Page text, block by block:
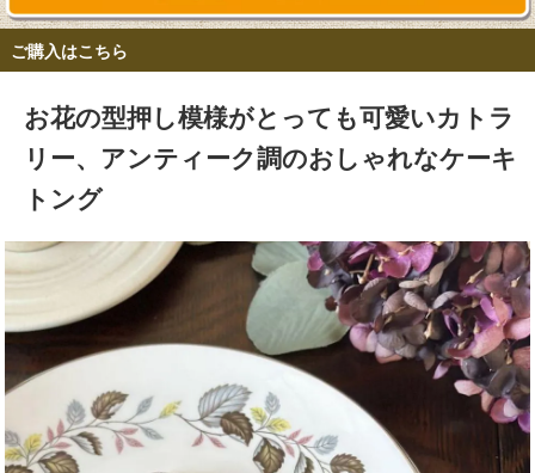
ご購入はこちら
お花の型押し模様がとっても可愛いカトラ
リー、アンティーク調のおしゃれなケーキ
トング